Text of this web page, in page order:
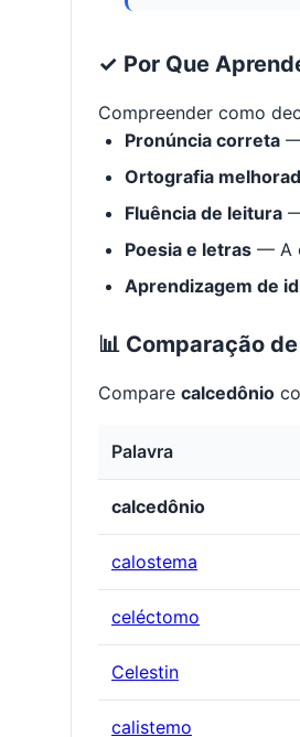
✓ Por Que
Compreender como
Pronúncia correta —
Ortografia
Fluência de leitura
Poesia e letras — A
Aprendizagem de
📊 Comparação
Compare calcedônio
Palavra
calcedônio
calostema
celéctomo
Celestin
calistemo